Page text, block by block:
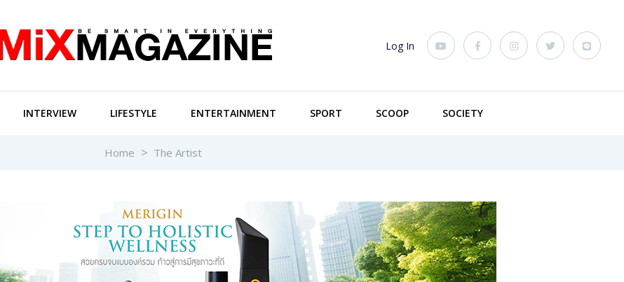
Log In
INTERVIEW LIFESTYLE ENTERTAINMENT SPORT SCOOP SOCIETY
Home The Artist